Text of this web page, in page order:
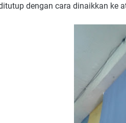
dengan cara dinaikkan ke